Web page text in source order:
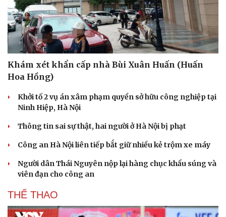
Cải chính
Khám xét khẩn cấp nhà Bùi Xuân Huấn (Huấn
Hoa Hồng)
Khởi tố 2 vụ án xâm phạm quyền sở hữu công nghiệp tại
Ninh Hiệp, Hà Nội
Thông tin sai sự thật, hai người ở Hà Nội bị phạt
Công an Hà Nội liên tiếp bắt giữ nhiều kẻ trộm xe máy
Người dân Thái Nguyên nộp lại hàng chục khẩu súng và
viên đạn cho công an
THỂ THAO